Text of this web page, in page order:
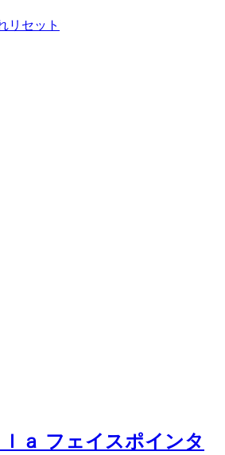
リセット
ａ フェイスポインタ